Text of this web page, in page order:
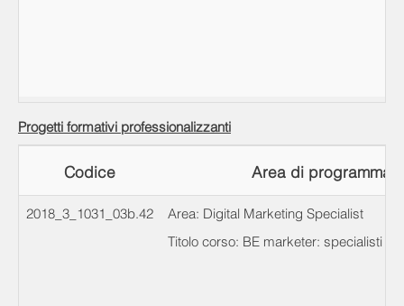
Progetti formativi professionalizzanti
Codice Area di
2018_3_1031_03b.42 Area: Digital Marketing Specialist
Titolo corso: BE marketer: specialisti